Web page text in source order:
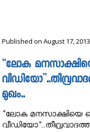
Published on August 17,
“ലോക
മുഖം..
"ലോക മനസാക്ഷിയെ